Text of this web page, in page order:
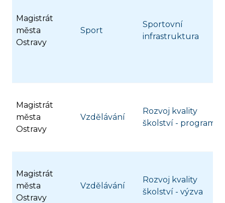
Magistrát
města
Ostravy
Sport
Sportovní
infrastruktura
Magistrát
města
Ostravy
Vzdělávání
Rozvoj kvality
školství - program
Magistrát
města
Ostravy
Vzdělávání
Rozvoj kvality
školství - výzva